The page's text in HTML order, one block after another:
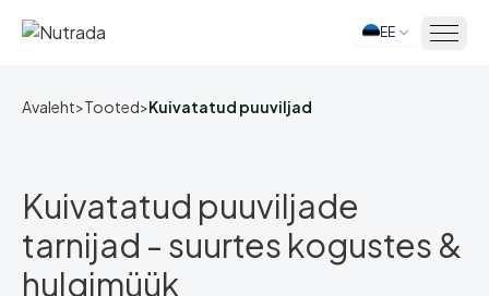
Avaleht EE
Avaleht>Tooted>Kuivatatud puuviljad
Kuivatatud puuviljade
tarnijad - suurtes kogustes &
hulgimüük